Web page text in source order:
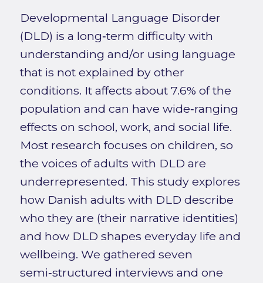
Developmental Language Disorder
(DLD) is a long‑term difficulty with
understanding and/or using language
that is not explained by other
conditions. It affects about 7.6% of the
population and can have wide‑ranging
effects on school, work, and social life.
Most research focuses on children, so
the voices of adults with DLD are
underrepresented. This study explores
how Danish adults with DLD describe
who they are (their narrative identities)
and how DLD shapes everyday life and
wellbeing. We gathered seven
semi‑structured interviews and one